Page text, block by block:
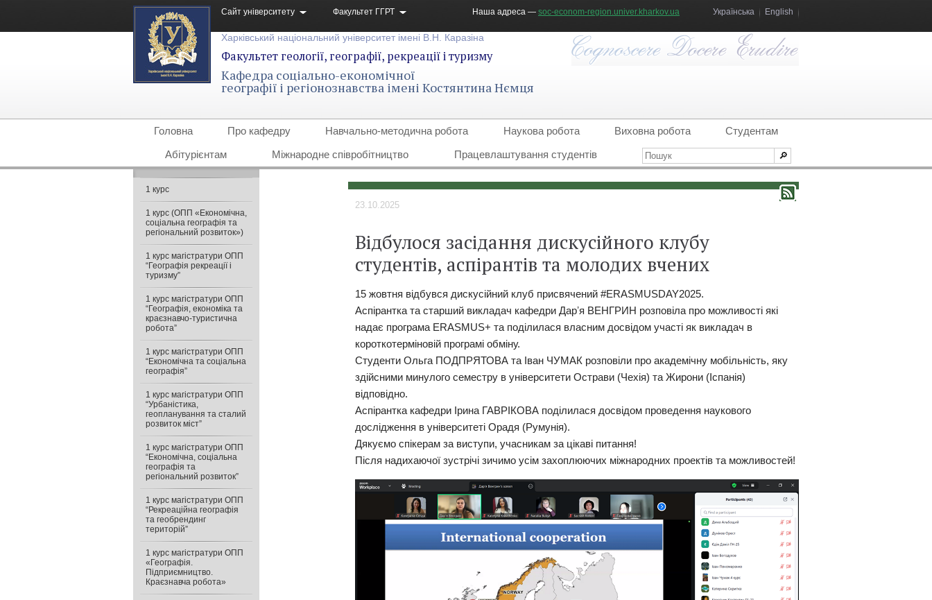
Сайт університету Факультет ГГРТ Українська English
Наша адреса — soc-econom-region.univer.kharkov.ua
Харківський національний університет імені В.Н. Каразіна
Факультет геології, географії, рекреації і туризму
Кафедра соціально-економічної
географії і регіонознавства імені Костянтина Нємця
Головна Про кафедру Навчально-методична робота Наукова робота Виховна робота
Студентам
Абітурієнтам
Міжнародне співробітництво Працевлаштування студентів
23.10.2025
Відбулося засідання дискусійного клубу
студентів, аспірантів та молодих вчених
15 жовтня відбувся дискусійний клуб присвячений #ERASMUSDAY2025.
Аспірантка та старший викладач кафедри Дарʼя ВЕНГРИН розповіла про можливості які
надає програма ERASMUS+ та поділилася власним досвідом участі як викладач в
короткотерміновій програмі обміну.
Студенти Ольга ПОДПРЯТОВА та Іван ЧУМАК розповіли про академічну мобільність, яку
здійсними минулого семестру в університети Острави (Чехія) та Жирони (Іспанія)
відповідно.
Аспірантка кафедри Ірина ГАВРІКОВА поділилася досвідом проведення наукового
дослідження в університеті Орадя (Румунія).
Дякуємо спікерам за виступи, учасникам за цікаві питання!
Після надихаючої зустрічі зичимо усім захоплюючих міжнародних проектів та можливостей!
1 курс
1 курс (ОПП «Економічна,
соціальна географія та
регіональний розвиток»)
1 курс магістратури ОПП
“Географія рекреації і
туризму”
1 курс магістратури ОПП
“Географія, економіка та
краєзнавчо-туристична
робота”
1 курс магістратури ОПП
“Економічна та соціальна
географія”
1 курс магістратури ОПП
“Урбаністика,
геопланування та сталий
розвиток міст”
1 курс магістратури ОПП
“Економічна, соціальна
географія та
регіональний розвиток”
1 курс магістратури ОПП
“Рекреаційна географія
та геобрендинг
територій”
1 курс магістратури ОПП
«Географія.
Підприємництво.
Краєзнавча робота»